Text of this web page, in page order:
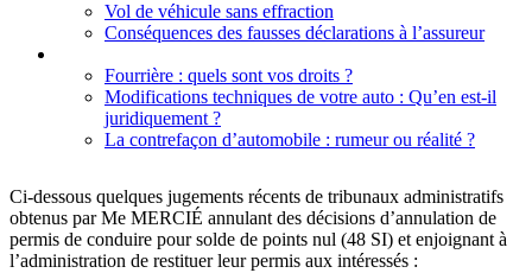
Vol de véhicule sans effraction
Conséquences des fausses déclarations à l’assureur
Fourrière : quels sont vos droits ?
Modifications techniques de votre auto : Qu’en est-il
juridiquement ?
La contrefaçon d’automobile : rumeur ou réalité ?
Ci-dessous quelques jugements récents de tribunaux administratifs
obtenus par Me MERCIÉ annulant des décisions d’annulation de
permis de conduire pour solde de points nul (48 SI) et enjoignant à
l’administration de restituer leur permis aux intéressés :